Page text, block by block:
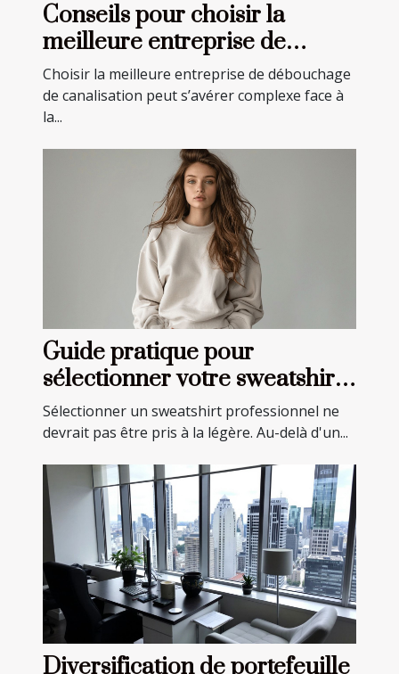
Conseils pour choisir la
meilleure entreprise de
débouchage de canalisation
Choisir la meilleure entreprise de débouchage
de canalisation peut s’avérer complexe face à
la...
Guide pratique pour
sélectionner votre sweatshirt
professionnel idéal
Sélectionner un sweatshirt professionnel ne
devrait pas être pris à la légère. Au-delà d'un...
Diversification de portefeuille